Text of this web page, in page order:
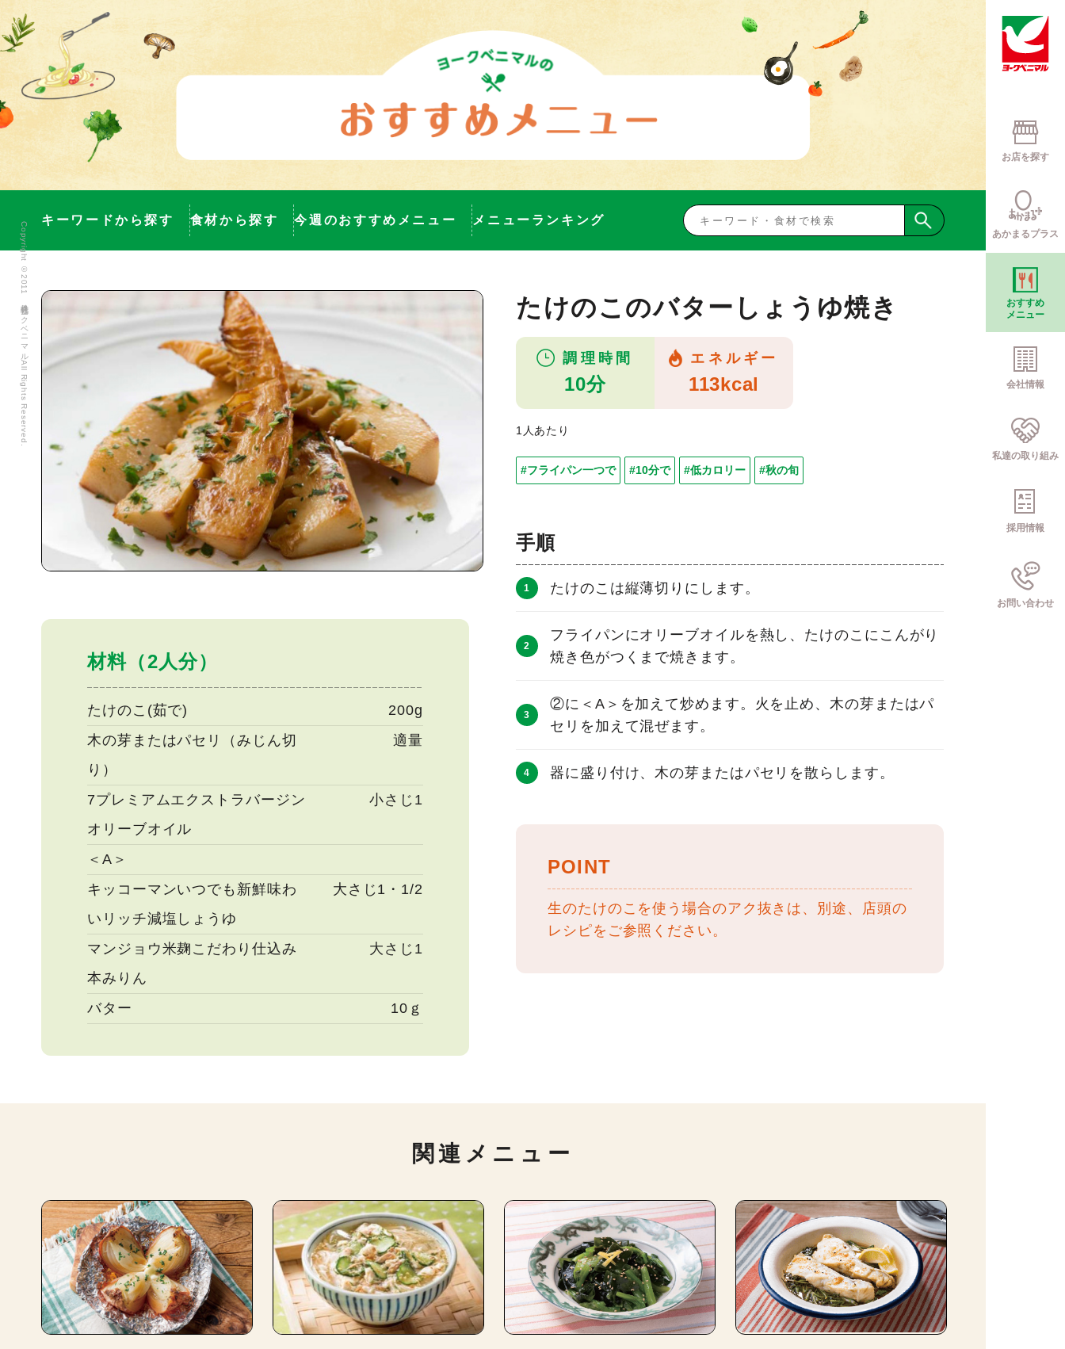
お店を探す
あかまるプラス
おすすめ
メニュー
会社情報
私達の取り組み
採用情報
お問い合わせ
キーワードから探す 食材から探す 今週のおすすめメニュー メニューランキング
材料（2人分）
たけのこ(茹で)
200g
木の芽またはパセリ（みじん切
り）
適量
7プレミアムエクストラバージン
オリーブオイル
小さじ1
＜A＞
キッコーマンいつでも新鮮味わ
いリッチ減塩しょうゆ
大さじ1・1/2
マンジョウ米麹こだわり仕込み
本みりん
大さじ1
バター 10ｇ
たけのこのバターしょうゆ焼き
調理時間
10分
エネルギー
113kcal
1人あたり
#フライパン一つで #10分で #低カロリー #秋の旬
手順
たけのこは縦薄切りにします。
フライパンにオリーブオイルを熱し、たけのこにこんがり
焼き色がつくまで焼きます。
②に＜A＞を加えて炒めます。火を止め、木の芽またはパ
セリを加えて混ぜます。
器に盛り付け、木の芽またはパセリを散らします。
POINT
生のたけのこを使う場合のアク抜きは、別途、店頭の
レシピをご参照ください。
関連メニュー
Copyright ©2011 株式会社ヨークベニマル All Rights Reserved.